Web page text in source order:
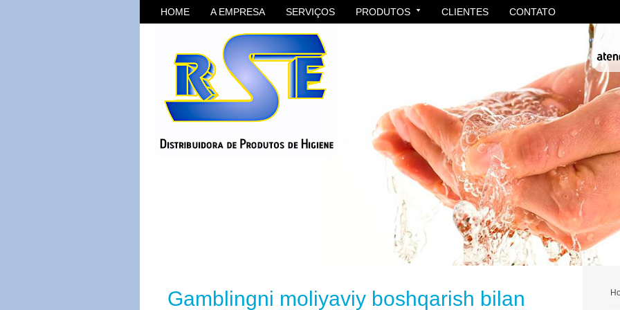
HOME A EMPRESA SERVIÇOS PRODUTOS CLIENTES CONTATO
Gamblingni moliyaviy boshqarish bilan